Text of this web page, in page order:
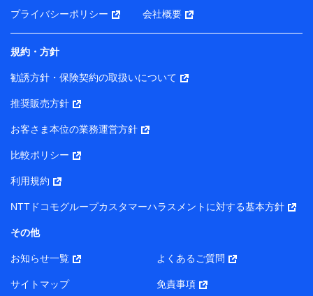
サービス・商品等に関するご提案や広告の配信等を行う
ことがあります。）
各種セミナーの開催のため
コンサルティングサービスの実施のため
アンケートやキャンペーン等の実施のため
上記に係る案内・手続き・管理等付帯業務を行うため
所・代表者名】
り）
株式会社NTTドコモ・フィナンシャルグループ 代表取締役
社長 廣井 孝史
東京都中央区日本橋人形町2-14-10 アーバンネット日本橋
株式会社ドコモ・インシュアランス 代表取締役社長 吉
村 忠義
プライバシーポリシー 会社概要
規約・方針
勧誘方針・保険契約の取扱いについて
推奨販売方針
お客さま本位の業務運営方針
比較ポリシー
利用規約
NTTドコモグループカスタマーハラスメントに対する基本方針
その他
お知らせ一覧 よくあるご質問
サイトマップ 免責事項